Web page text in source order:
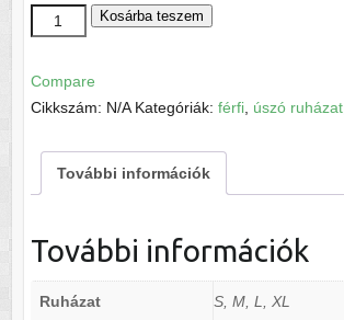
ZEROD
Jammer
Kosárba teszem
Compare
Cikkszám: N/A Kategóriák: férfi, úszó ruházat,
További információk
További információk
Ruházat S, M, L, XL